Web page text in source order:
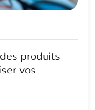
produits
vos